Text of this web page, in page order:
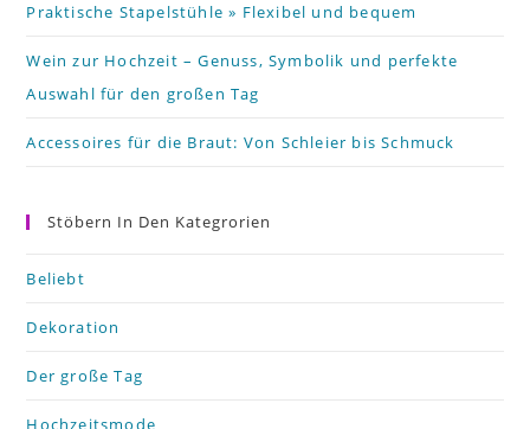
Praktische Stapelstühle » Flexibel und bequem
Wein zur Hochzeit – Genuss, Symbolik und perfekte
Auswahl für den großen Tag
Accessoires für die Braut: Von Schleier bis Schmuck
Stöbern In Den Kategrorien
Beliebt
Dekoration
Der große Tag
Hochzeitsmode